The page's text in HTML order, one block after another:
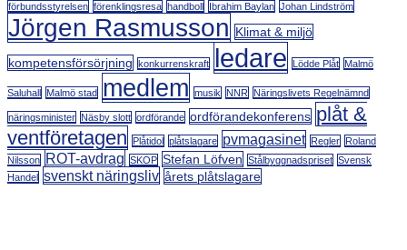
förbundsstyrelsen förenklingsresa handboll Ibrahim Baylan Johan Lindström
Jörgen Rasmusson Klimat & miljö
kompetensförsörjning konkurrenskraft ledare Lödde Plåt Malmö
Saluhall Malmö stad medlem musik NNR Näringslivets Regelnämnd
näringsminister Näsby slott ordförande ordförandekonferens plåt &
ventföretagen
Plåtidol plåtslagare pvmagasinet Regler
Roland
Nilsson
ROT-avdrag SKOP Stefan Löfven Stålbyggnadspriset Svensk
Handel
svenskt näringsliv årets plåtslagare